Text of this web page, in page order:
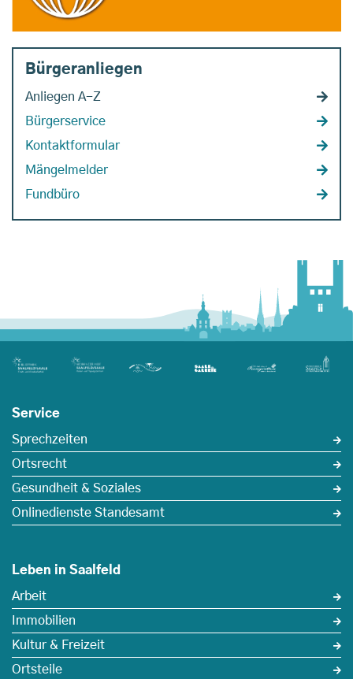
Bürgeranliegen
Anliegen A-Z
Bürgerservice
Kontaktformular
Mängelmelder
Fundbüro
Service
Sprechzeiten
Ortsrecht
Gesundheit & Soziales
Onlinedienste Standesamt
Leben in Saalfeld
Arbeit
Immobilien
Kultur & Freizeit
Ortsteile